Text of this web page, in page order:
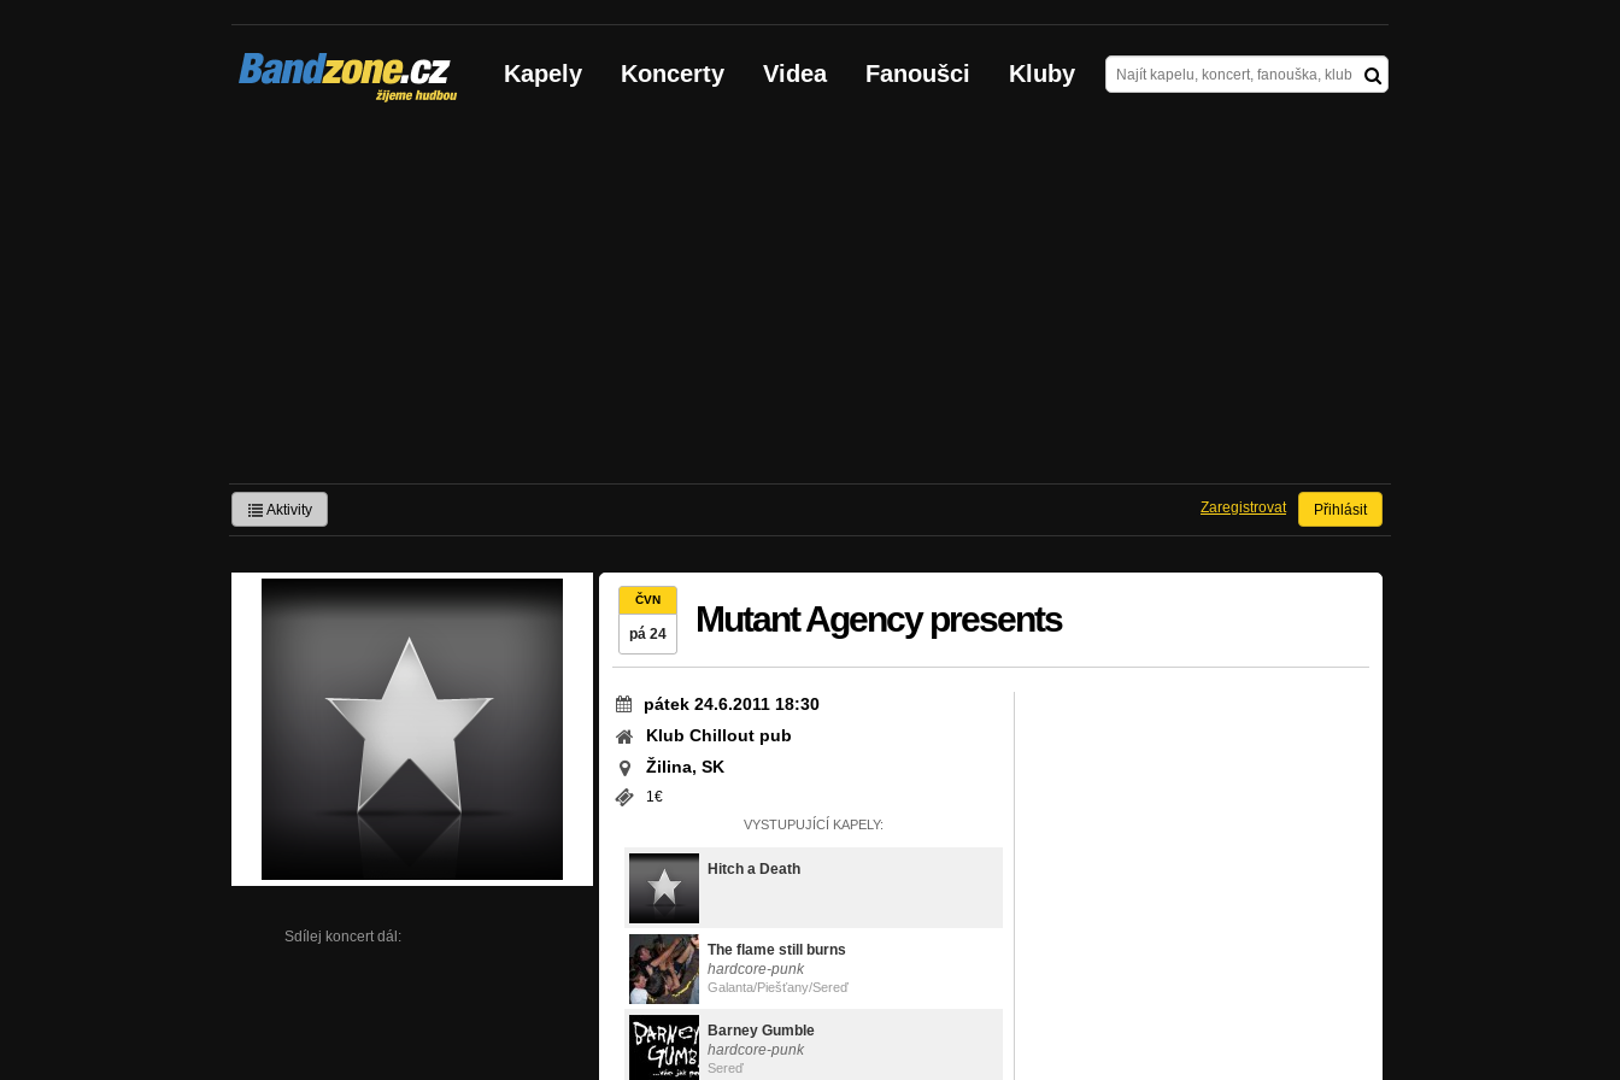
Bandzone.cz
žijeme hudbou Kapely Koncerty Videa Fanoušci Kluby
Aktivity Přihlásit
Zaregistrovat
Sdílej koncert dál:
ČVN
pá 24 Mutant Agency presents
pátek 24.6.2011 18:30
Klub Chillout pub
Žilina, SK
1€
VYSTUPUJÍCÍ KAPELY:
Hitch a Death
The flame still burns
hardcore-punk
Galanta/Piešťany/Sereď
Barney Gumble
hardcore-punk
Sereď